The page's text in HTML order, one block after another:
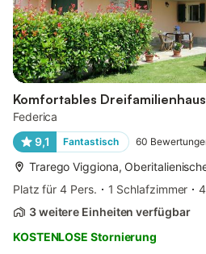
Komfortables
Federica
9,1
Fantastisch 60
Trarego Viggiona,
Platz für 4 Pers.
1 Schlafzimmer
3 weitere Einheiten verfügbar
KOSTENLOSE Stornierung